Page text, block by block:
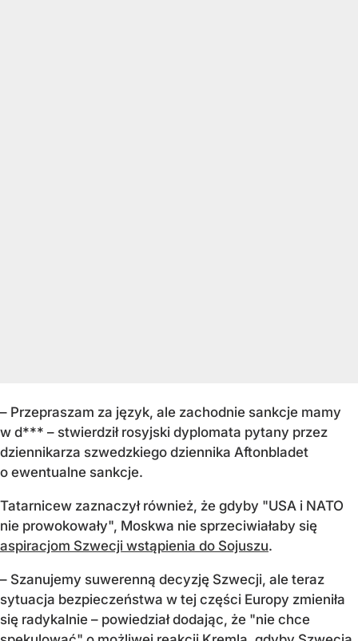
– Przepraszam za język, ale zachodnie sankcje mamy
w d*** – stwierdził rosyjski dyplomata pytany przez
dziennikarza szwedzkiego dziennika Aftonbladet
o ewentualne sankcje.
Tatarnicew zaznaczył również, że gdyby "USA i NATO
nie prowokowały", Moskwa nie sprzeciwiałaby się
aspiracjom Szwecji wstąpienia do Sojuszu.
– Szanujemy suwerenną decyzję Szwecji, ale teraz
sytuacja bezpieczeństwa w tej części Europy zmieniła
się radykalnie – powiedział dodając, że "nie chce